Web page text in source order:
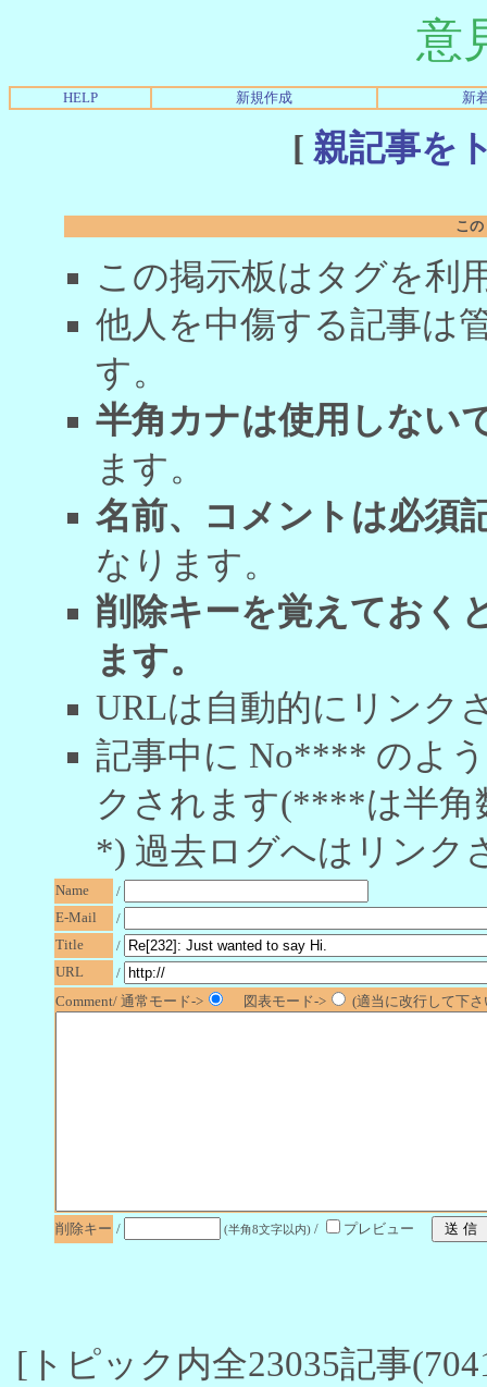
意
HELP 新規作成 新
[ 親記事を
こ
この掲示板はタグを利
他人を中傷する記事は
す。
半角カナは使用しない
ます。
名前、コメントは必須
なります。
削除キーを覚えておく
ます。
URLは自動的にリンク
記事中に No**** のよ
クされます(****は半角
*) 過去ログへはリンク
Name
/
E-Mail
/
Title
/
URL
/
Comment/ 通常モード->
図表モード-> (適当に改行して下
削除キー / (半角8文字以内) / プレビュー
[トピック内全23035記事